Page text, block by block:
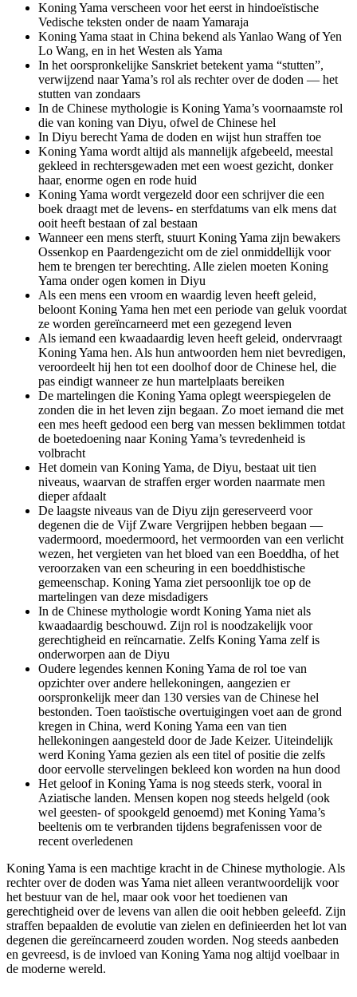
Koning Yama verscheen voor het eerst in hindoeïstische
Vedische teksten onder de naam Yamaraja
Koning Yama staat in China bekend als Yanlao Wang of Yen
Lo Wang, en in het Westen als Yama
In het oorspronkelijke Sanskriet betekent yama “stutten”,
verwijzend naar Yama’s rol als rechter over de doden — het
stutten van zondaars
In de Chinese mythologie is Koning Yama’s voornaamste rol
die van koning van Diyu, ofwel de Chinese hel
In Diyu berecht Yama de doden en wijst hun straffen toe
Koning Yama wordt altijd als mannelijk afgebeeld, meestal
gekleed in rechtersgewaden met een woest gezicht, donker
haar, enorme ogen en rode huid
Koning Yama wordt vergezeld door een schrijver die een
boek draagt met de levens- en sterfdatums van elk mens dat
ooit heeft bestaan of zal bestaan
Wanneer een mens sterft, stuurt Koning Yama zijn bewakers
Ossenkop en Paardengezicht om de ziel onmiddellijk voor
hem te brengen ter berechting. Alle zielen moeten Koning
Yama onder ogen komen in Diyu
Als een mens een vroom en waardig leven heeft geleid,
beloont Koning Yama hen met een periode van geluk voordat
ze worden gereïncarneerd met een gezegend leven
Als iemand een kwaadaardig leven heeft geleid, ondervraagt
Koning Yama hen. Als hun antwoorden hem niet bevredigen,
veroordeelt hij hen tot een doolhof door de Chinese hel, die
pas eindigt wanneer ze hun martelplaats bereiken
De martelingen die Koning Yama oplegt weerspiegelen de
zonden die in het leven zijn begaan. Zo moet iemand die met
een mes heeft gedood een berg van messen beklimmen totdat
de boetedoening naar Koning Yama’s tevredenheid is
volbracht
Het domein van Koning Yama, de Diyu, bestaat uit tien
niveaus, waarvan de straffen erger worden naarmate men
dieper afdaalt
De laagste niveaus van de Diyu zijn gereserveerd voor
degenen die de Vijf Zware Vergrijpen hebben begaan —
vadermoord, moedermoord, het vermoorden van een verlicht
wezen, het vergieten van het bloed van een Boeddha, of het
veroorzaken van een scheuring in een boeddhistische
gemeenschap. Koning Yama ziet persoonlijk toe op de
martelingen van deze misdadigers
In de Chinese mythologie wordt Koning Yama niet als
kwaadaardig beschouwd. Zijn rol is noodzakelijk voor
gerechtigheid en reïncarnatie. Zelfs Koning Yama zelf is
onderworpen aan de Diyu
Oudere legendes kennen Koning Yama de rol toe van
opzichter over andere hellekoningen, aangezien er
oorspronkelijk meer dan 130 versies van de Chinese hel
bestonden. Toen taoïstische overtuigingen voet aan de grond
kregen in China, werd Koning Yama een van tien
hellekoningen aangesteld door de Jade Keizer. Uiteindelijk
werd Koning Yama gezien als een titel of positie die zelfs
door eervolle stervelingen bekleed kon worden na hun dood
Het geloof in Koning Yama is nog steeds sterk, vooral in
Aziatische landen. Mensen kopen nog steeds helgeld (ook
wel geesten- of spookgeld genoemd) met Koning Yama’s
beeltenis om te verbranden tijdens begrafenissen voor de
recent overledenen
Koning Yama is een machtige kracht in de Chinese mythologie. Als
rechter over de doden was Yama niet alleen verantwoordelijk voor
het bestuur van de hel, maar ook voor het toedienen van
gerechtigheid over de levens van allen die ooit hebben geleefd. Zijn
straffen bepaalden de evolutie van zielen en definieerden het lot van
degenen die gereïncarneerd zouden worden. Nog steeds aanbeden
en gevreesd, is de invloed van Koning Yama nog altijd voelbaar in
de moderne wereld.